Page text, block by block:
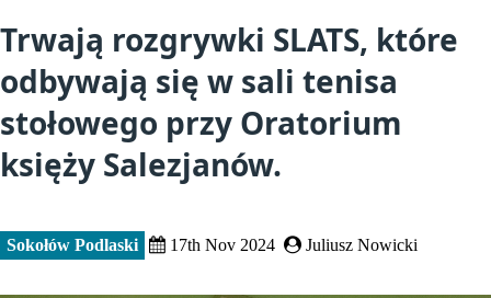
Trwają rozgrywki SLATS, które
odbywają się w sali tenisa
stołowego przy Oratorium
księży Salezjanów.
Sokołów Podlaski 17th Nov 2024 Juliusz Nowicki